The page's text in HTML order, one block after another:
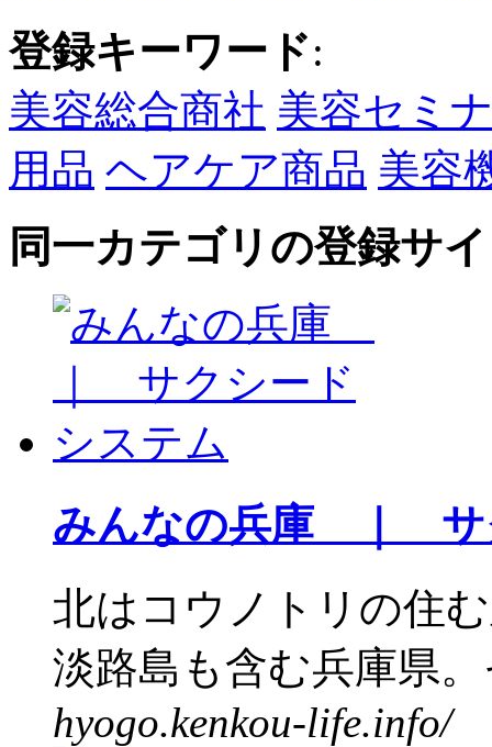
登録キーワード:
美容総合商社 美容セミ
用品 ヘアケア商品 美容
同一カテゴリの登録サ
みんなの兵庫 ｜ サ
北はコウノトリの住
淡路島も含む兵庫県
hyogo.kenkou-life.info/